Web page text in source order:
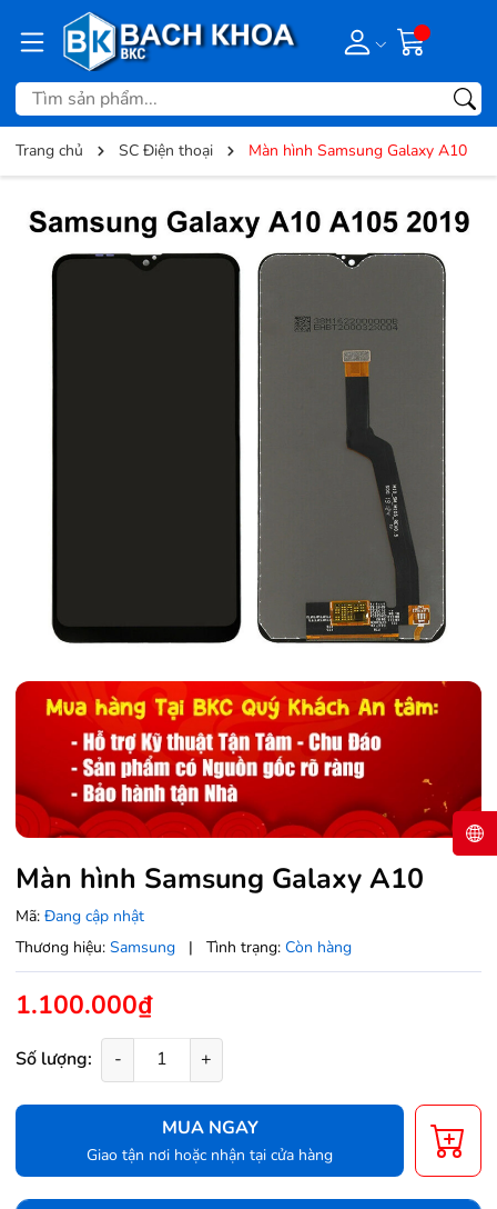
Trang chủ SC Điện thoại Màn hình Samsung Galaxy A10
Màn hình Samsung Galaxy A10
Mã: Đang cập nhật
Thương hiệu: Samsung | Tình trạng: Còn hàng
1.100.000₫
Số lượng: - +
MUA NGAY
Giao tận nơi hoặc nhận tại cửa hàng